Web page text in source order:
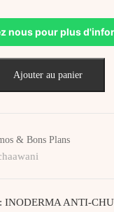
nous pour plus
Ajouter au panier
& Bons Plans
INODERMA ANTI-